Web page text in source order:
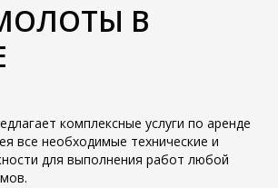
В
комплексные услуги по аренде
все необходимые технические и
для выполнения работ любой